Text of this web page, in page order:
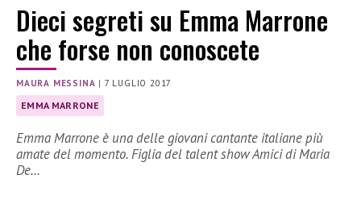
Dieci segreti su Emma Marrone
che forse non conoscete
MAURA MESSINA | 7 LUGLIO 2017
EMMA MARRONE
Emma Marrone è una delle giovani cantante italiane più
amate del momento. Figlia del talent show Amici di Maria
De…